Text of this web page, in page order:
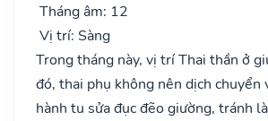
Tháng âm: 12
Vị trí: Sàng
Trong tháng này, vị trí Thai thần ở
đó, thai phụ không nên dịch chuyển
hành tu sửa đục đẽo giường, tránh